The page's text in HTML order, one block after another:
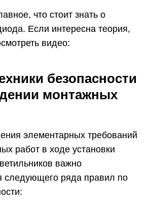
что стоит знать о
Если интересна теория,
видео:
безопасности
монтажных
элементарных требований
работ в ходе установки
важно
следующего ряда правил по